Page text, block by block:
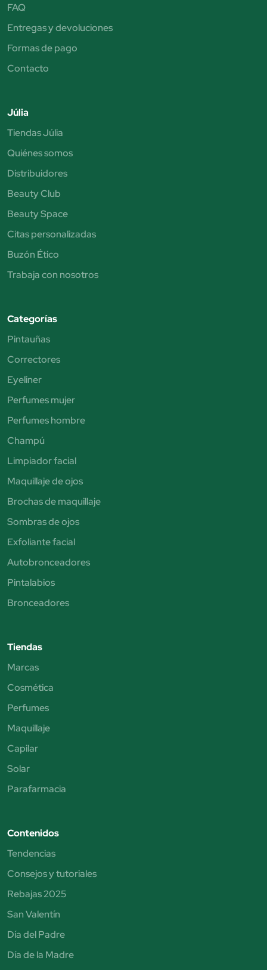
FAQ
Entregas y devoluciones
Formas de pago
Contacto
Júlia
Tiendas Júlia
Quiénes somos
Distribuidores
Beauty Club
Beauty Space
Citas personalizadas
Buzón Ético
Trabaja con nosotros
Categorías
Pintauñas
Correctores
Eyeliner
Perfumes mujer
Perfumes hombre
Champú
Limpiador facial
Maquillaje de ojos
Brochas de maquillaje
Sombras de ojos
Exfoliante facial
Autobronceadores
Pintalabios
Bronceadores
Tiendas
Marcas
Cosmética
Perfumes
Maquillaje
Capilar
Solar
Parafarmacia
Contenidos
Tendencias
Consejos y tutoriales
Rebajas 2025
San Valentín
Día del Padre
Día de la Madre